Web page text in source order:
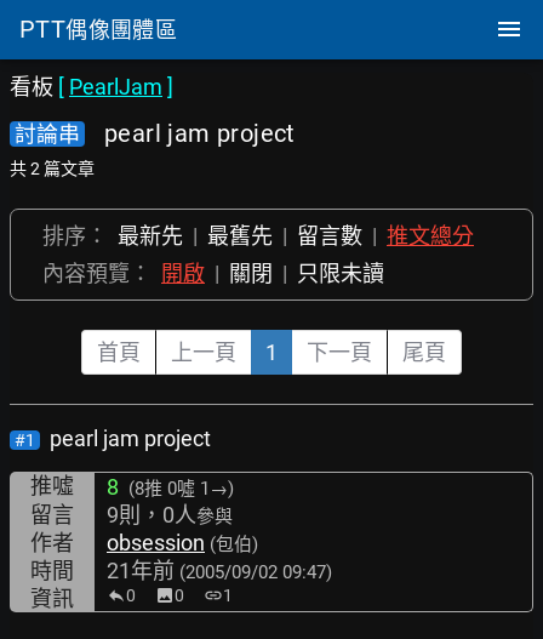
PTT偶像團體區
看板 [ PearlJam ]
討論串
pearl jam project
共 2 篇文章
排序： 最新先 | 最舊先 | 留言數 | 推文總分
內容預覽：
開啟 | 關閉 | 只限未讀
首頁 上一頁 1 下一頁 尾頁
#1
pearl jam project
推噓
8 (8推 0噓 1→)
留言 9則，0人參與
作者 obsession (包伯)
時間 21年前 (2005/09/02 09:47)
資訊 0 image0 link1